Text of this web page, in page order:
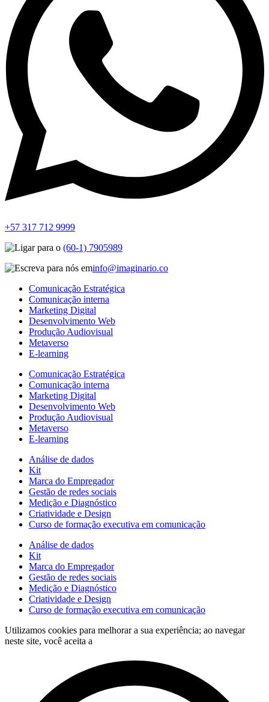
+57 317 712 9999
(60-1) 7905989
info@imaginario.co
Comunicação Estratégica
Comunicação interna
Marketing Digital
Desenvolvimento Web
Produção Audiovisual
Metaverso
E-learning
Comunicação Estratégica
Comunicação interna
Marketing Digital
Desenvolvimento Web
Produção Audiovisual
Metaverso
E-learning
Análise de dados
Kit
Marca do Empregador
Gestão de redes sociais
Medição e Diagnóstico
Criatividade e Design
Curso de formação executiva em comunicação
Análise de dados
Kit
Marca do Empregador
Gestão de redes sociais
Medição e Diagnóstico
Criatividade e Design
Curso de formação executiva em comunicação
Utilizamos cookies para melhorar a sua experiência; ao navegar
neste site, você aceita a